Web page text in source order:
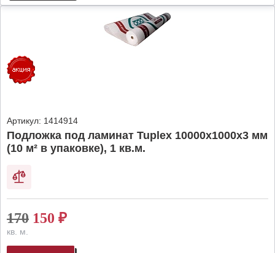
Артикул: 1414914
Подложка под ламинат Tuplex 10000x1000x3 мм
(10 м² в упаковке), 1 кв.м.
170 150 ₽
кв. м.